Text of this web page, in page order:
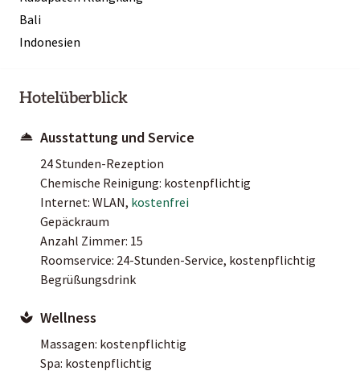
Bali
Indonesien
Hotelüberblick
Ausstattung und Service
24 Stunden-Rezeption
Chemische Reinigung: kostenpflichtig
Internet: WLAN, kostenfrei
Gepäckraum
Anzahl Zimmer: 15
Roomservice: 24-Stunden-Service, kostenpflichtig
Begrüßungsdrink
Wellness
Massagen: kostenpflichtig
Spa: kostenpflichtig